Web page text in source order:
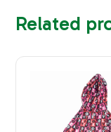
Related